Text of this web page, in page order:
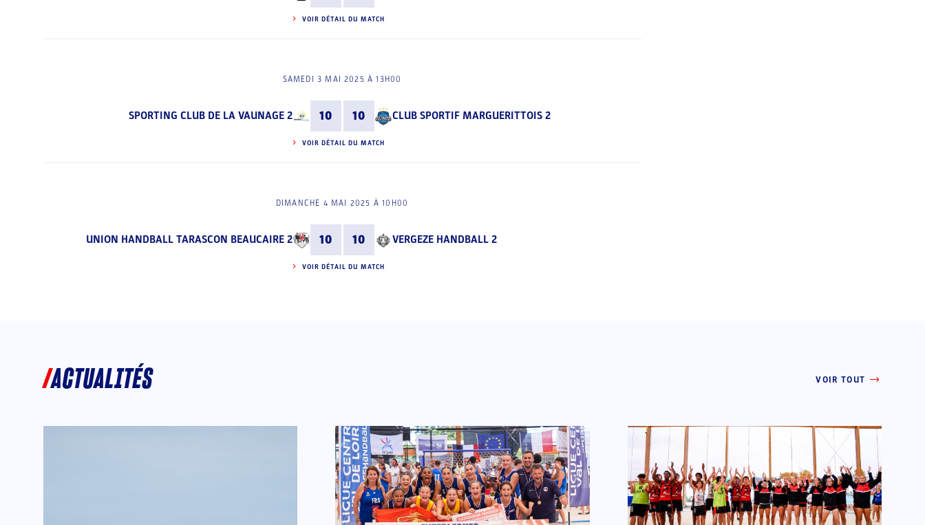
VOIR DÉTAIL DU MATCH
SAMEDI 3 MAI 2025 À 13H00
SPORTING CLUB DE LA VAUNAGE 2 10 10 CLUB SPORTIF MARGUERITTOIS 2
VOIR DÉTAIL DU MATCH
DIMANCHE 4 MAI 2025 À 10H00
UNION HANDBALL TARASCON BEAUCAIRE 2 10 10 VERGEZE HANDBALL 2
VOIR DÉTAIL DU MATCH
ACTUALITÉS VOIR TOUT